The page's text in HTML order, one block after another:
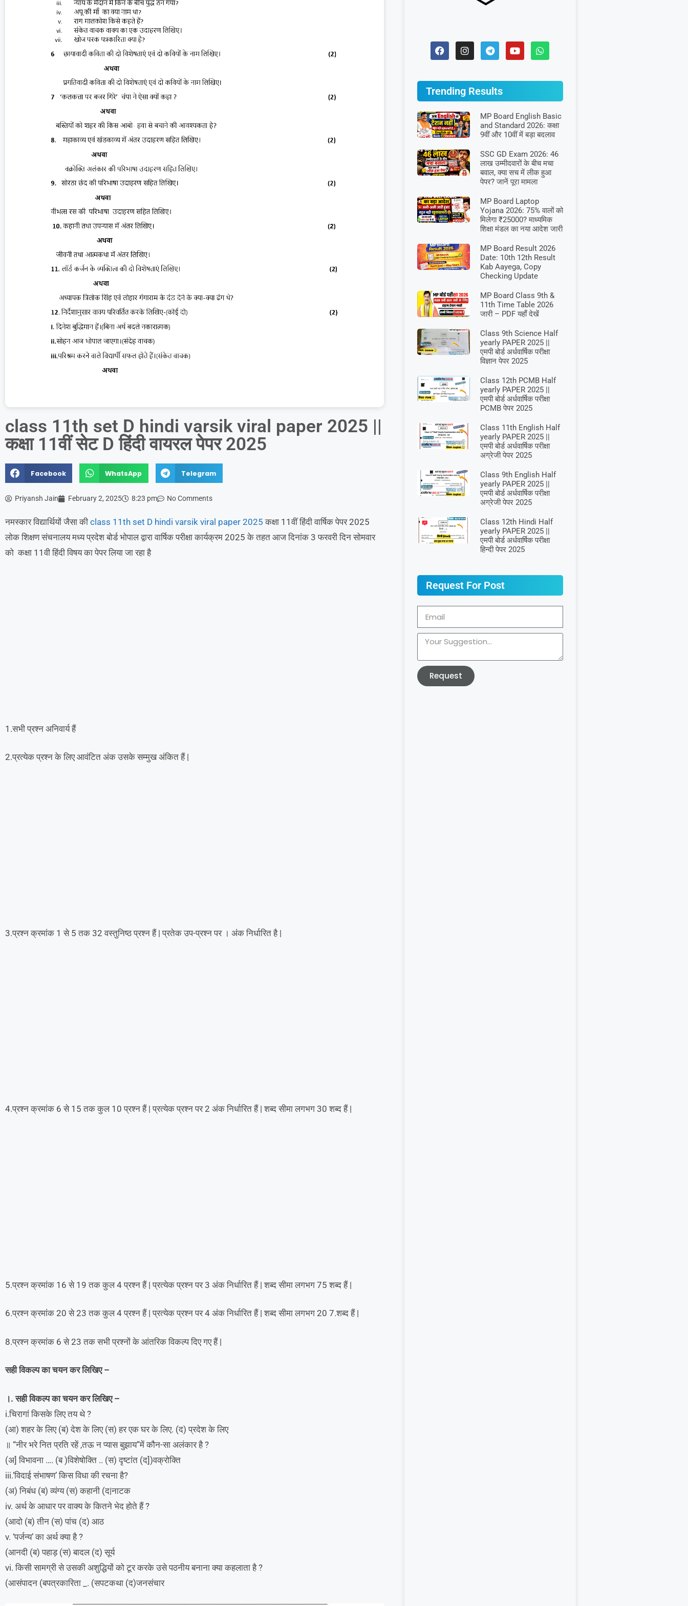
class 11th set D hindi varsik viral paper 2025 ||
कक्षा 11वीं सेट D हिंदी वायरल पेपर 2025
Facebook WhatsApp Telegram
Priyansh Jain February 2, 2025 8:23 pm No Comments
नमस्कार विद्यार्थियों जैसा की class 11th set D hindi varsik viral paper 2025 कक्षा 11वीं हिंदी वार्षिक पेपर 2025
लोक शिक्षण संचनालय मध्य प्रदेश बोर्ड भोपाल द्वारा वार्षिक परीक्षा कार्यक्रम 2025 के तहत आज दिनांक 3 फरवरी दिन सोमवार
को कक्षा 11वी हिंदी विषय का पेपर लिया जा रहा है
1.सभी प्रश्न अनिवार्य हैं
2.प्रत्येक प्रश्न के लिए आवंटित अंक उसके सम्मुख अंकित हैं |
3.प्रश्न क्रमांक 1 से 5 तक 32 वस्तुनिष्ठ प्रश्न हैं | प्रतेक उप-प्रश्न पर । अंक निर्धारित है |
4.प्रश्न क्रमांक 6 से 15 तक कुल 10 प्रश्न हैं | प्रत्येक प्रश्न पर 2 अंक निर्धारित हैं | शब्द सीमा लगभग 30 शब्द हैं |
5.प्रश्न क्रमांक 16 से 19 तक कुल 4 प्रश्न हैं | प्रत्येक प्रश्न पर 3 अंक निर्धारित हैं | शब्द सीमा लगभग 75 शब्द हैं |
6.प्रश्न क्रमांक 20 से 23 तक कुल 4 प्रश्न हैं | प्रत्येक प्रश्न पर 4 अंक निर्धारित हैं | शब्द सीमा लगभग 20 7.शब्द हैं |
8.प्रश्न क्रमांक 6 से 23 तक सभी प्रश्नों के आंतरिक विकल्प दिए गए हैं |
सही विकल्प का चयन कर लिखिए –
।. सही विकल्प का चयन कर लिखिए –
i.चिरागां किसके लिए तय थे ?
(आ) शहर के लिए (ब) देश के लिए (स) हर एक घर के लिए. (द) प्रदेश के लिए
॥ “नीर भरे नित प्रति रहें ,तऊ न प्यास बुझाय”में कौन-सा अलंकार है ?
(अ] विभावना …. (ब )विशेषोक्ति .. (स) दृष्टांत (द])वक्रोक्ति
iii.’विदाई संभाषण’ किस विधा की रचना है?
(अ) निबंध (ब) व्यंग्य (स) कहानी (द|नाटक
iv. अर्थ के आधार पर वाक्य के कितने भेद होते हैं ?
(आदो (ब) तीन (स) पांच (द) आठ
v. ‘पर्जन्य’ का अर्थ क्या है ?
(आनदी (ब) पहाड़ (स) बादल (द) सूर्य
vi. किसी सामग्री से उसकी अशुद्धियों को टूर करके उसे पठनीय बनाना क्या कहलाता है ?
(आसंपादन (बपत्रकारिता _. (सपटकथा (द)जनसंचार
Trending Results
MP Board English Basic
and Standard 2026: कक्षा
9वीं और 10वीं में बड़ा बदलाव
SSC GD Exam 2026: 46
लाख उम्मीदवारों के बीच मचा
बवाल, क्या सच में लीक हुआ
पेपर? जानें पूरा मामला
MP Board Laptop
Yojana 2026: 75% वालों को
मिलेगा ₹25000? माध्यमिक
शिक्षा मंडल का नया आदेश जारी
MP Board Result 2026
Date: 10th 12th Result
Kab Aayega, Copy
Checking Update
MP Board Class 9th &
11th Time Table 2026
जारी – PDF यहाँ देखें
Class 9th Science Half
yearly PAPER 2025 ||
एमपी बोर्ड अर्धवार्षिक परीक्षा
विज्ञान पेपर 2025
Class 12th PCMB Half
yearly PAPER 2025 ||
एमपी बोर्ड अर्धवार्षिक परीक्षा
PCMB पेपर 2025
Class 11th English Half
yearly PAPER 2025 ||
एमपी बोर्ड अर्धवार्षिक परीक्षा
अग्रेजी पेपर 2025
Class 9th English Half
yearly PAPER 2025 ||
एमपी बोर्ड अर्धवार्षिक परीक्षा
अग्रेजी पेपर 2025
Class 12th Hindi Half
yearly PAPER 2025 ||
एमपी बोर्ड अर्धवार्षिक परीक्षा
हिन्दी पेपर 2025
Request For Post
Request